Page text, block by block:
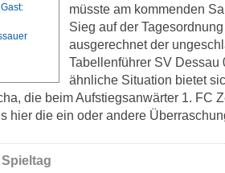
müsste am kommenden
Sieg auf der
ausgerechnet der
Tabellenführer SV Dessau
ähnliche Situation bietet
die beim Aufstiegsanwärter 1. FC
hier die ein oder andere